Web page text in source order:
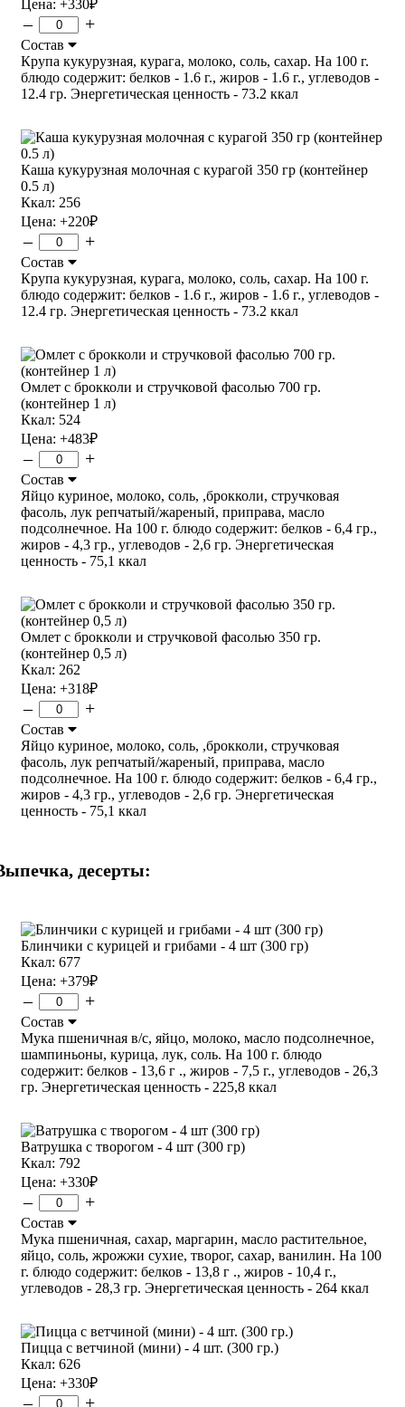
Цена: +330₽
– +
Состав
Крупа кукурузная, курага, молоко, соль, сахар. На 100 г.
блюдо содержит: белков - 1.6 г., жиров - 1.6 г., углеводов -
12.4 гр. Энергетическая ценность - 73.2 ккал
Каша кукурузная молочная с курагой 350 гр (контейнер
0.5 л)
Ккал: 256
Цена: +220₽
– +
Состав
Крупа кукурузная, курага, молоко, соль, сахар. На 100 г.
блюдо содержит: белков - 1.6 г., жиров - 1.6 г., углеводов -
12.4 гр. Энергетическая ценность - 73.2 ккал
Омлет с брокколи и стручковой фасолью 700 гр.
(контейнер 1 л)
Ккал: 524
Цена: +483₽
– +
Состав
Яйцо куриное, молоко, соль, ,брокколи, стручковая
фасоль, лук репчатый/жареный, приправа, масло
подсолнечное. На 100 г. блюдо содержит: белков - 6,4 гр.,
жиров - 4,3 гр., углеводов - 2,6 гр. Энергетическая
ценность - 75,1 ккал
Омлет с брокколи и стручковой фасолью 350 гр.
(контейнер 0,5 л)
Ккал: 262
Цена: +318₽
– +
Состав
Яйцо куриное, молоко, соль, ,брокколи, стручковая
фасоль, лук репчатый/жареный, приправа, масло
подсолнечное. На 100 г. блюдо содержит: белков - 6,4 гр.,
жиров - 4,3 гр., углеводов - 2,6 гр. Энергетическая
ценность - 75,1 ккал
десерты:
Блинчики с курицей и грибами - 4 шт (300 гр)
Ккал: 677
Цена: +379₽
– +
Состав
Мука пшеничная в/с, яйцо, молоко, масло подсолнечное,
шампиньоны, курица, лук, соль. На 100 г. блюдо
содержит: белков - 13,6 г ., жиров - 7,5 г., углеводов - 26,3
гр. Энергетическая ценность - 225,8 ккал
Ватрушка с творогом - 4 шт (300 гр)
Ккал: 792
Цена: +330₽
– +
Состав
Мука пшеничная, сахар, маргарин, масло растительное,
яйцо, соль, жрожжи сухие, творог, сахар, ванилин. На 100
г. блюдо содержит: белков - 13,8 г ., жиров - 10,4 г.,
углеводов - 28,3 гр. Энергетическая ценность - 264 ккал
Пицца с ветчиной (мини) - 4 шт. (300 гр.)
Ккал: 626
Цена: +330₽
– +